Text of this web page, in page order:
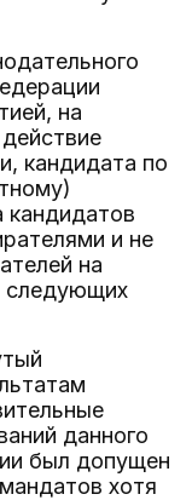
на
кандидата по
кандидатов
и не
на
следующих
данного
был допущен
хотя